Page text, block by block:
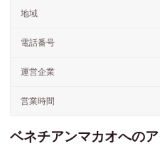
地域
電話番号
運営企業
営業時間
ベネチアンマカオへの